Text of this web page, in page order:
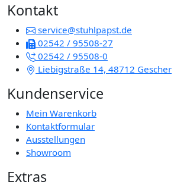
Kontakt
service@stuhlpapst.de
02542 / 95508-27
02542 / 95508-0
Liebigstraße 14, 48712 Gescher
Kundenservice
Mein Warenkorb
Kontaktformular
Ausstellungen
Showroom
Extras